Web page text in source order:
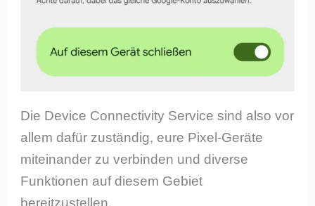
Die Device Connectivity Service sind also vor
allem dafür zuständig, eure Pixel-Geräte
miteinander zu verbinden und diverse
Funktionen auf diesem Gebiet
bereitzustellen.